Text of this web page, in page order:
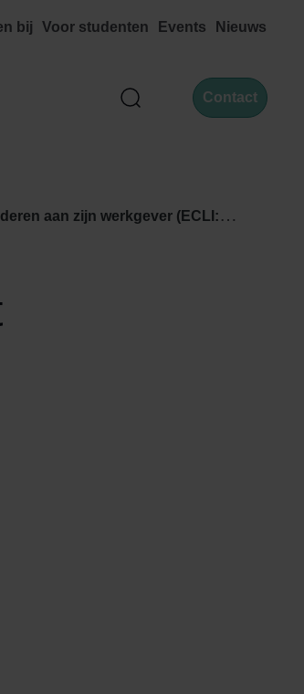
bij Voor studenten Events Nieuws
Zoek Contact
30 januari 2015, nr. 13/03776)